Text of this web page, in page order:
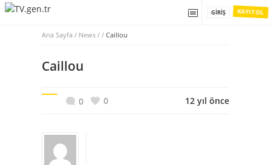
KAYIT OL
GIRIŞ
Ana Sayfa / News / / Caillou
Caillou
0 0 12 yıl önce